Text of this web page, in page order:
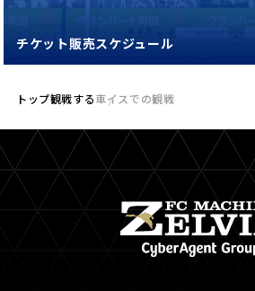
チケット販売スケジュール
トップ観戦する車イスでの観戦